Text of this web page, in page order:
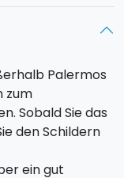
Palermos
zum
Sobald Sie das
den Schildern
ein gut